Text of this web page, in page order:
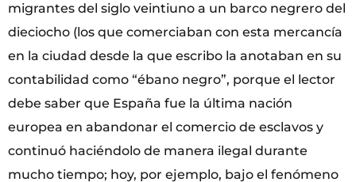
migrantes del siglo veintiuno a un barco negrero del
dieciocho (los que comerciaban con esta mercancía
en la ciudad desde la que escribo la anotaban en su
contabilidad como “ébano negro”, porque el lector
debe saber que España fue la última nación
europea en abandonar el comercio de esclavos y
continuó haciéndolo de manera ilegal durante
mucho tiempo; hoy, por ejemplo, bajo el fenómeno